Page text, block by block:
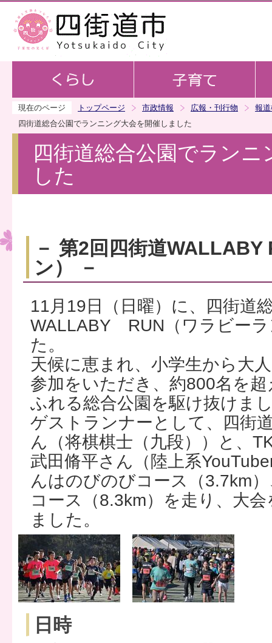
現在のページ トップページ 市政情報 広報・刊行物
報
四街道総合公園でランニング大会を開催しました
四街道総合公園でラン
した
－ 第2回四街道
ン） －
11月19日（日曜）に、四街道
WALLABY RUN（ワラビーラ
た。
天候に恵まれ、小学生から大
参加をいただき、約800名を
ふれる総合公園を駆け抜けま
ゲストランナーとして、四街
ん（将棋棋士（九段））と、
武田脩平さん（陸上系
んはのびのびコース（3.7km
コース（8.3km）を走り、大
ました。
日時